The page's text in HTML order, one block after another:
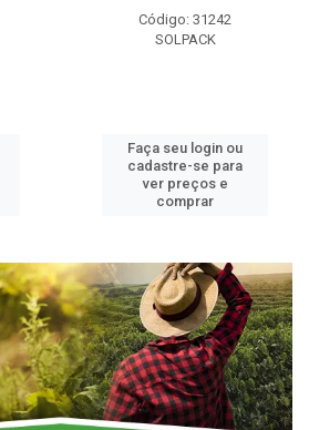
Código: 31242
SOLPACK
Faça seu login ou
cadastre-se para
ver preços e
comprar